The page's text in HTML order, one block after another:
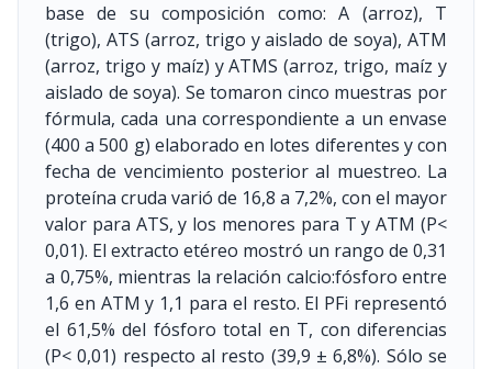
base de su composición como: A (arroz), T
(trigo), ATS (arroz, trigo y aislado de soya), ATM
(arroz, trigo y maíz) y ATMS (arroz, trigo, maíz y
aislado de soya). Se tomaron cinco muestras por
fórmula, cada una correspondiente a un envase
(400 a 500 g) elaborado en lotes diferentes y con
fecha de vencimiento posterior al muestreo. La
proteína cruda varió de 16,8 a 7,2%, con el mayor
valor para ATS, y los menores para T y ATM (P<
0,01). El extracto etéreo mostró un rango de 0,31
a 0,75%, mientras la relación calcio:fósforo entre
1,6 en ATM y 1,1 para el resto. El PFi representó
el 61,5% del fósforo total en T, con diferencias
(P< 0,01) respecto al resto (39,9 ± 6,8%). Sólo se